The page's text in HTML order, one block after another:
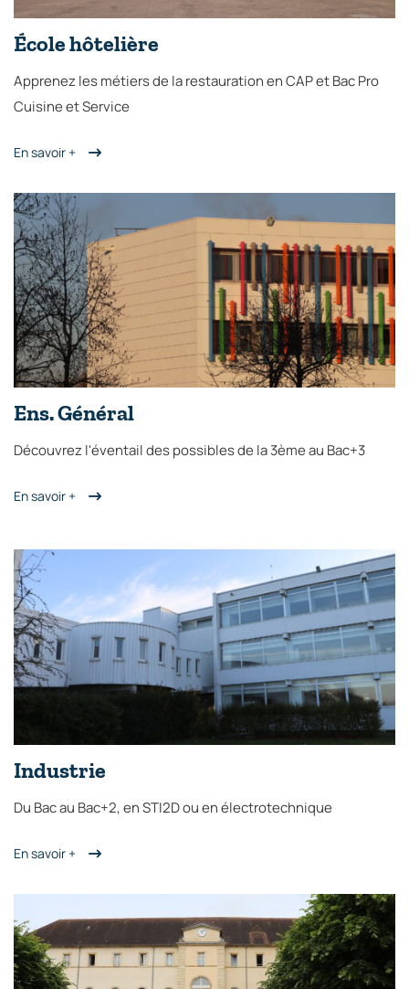
École hôtelière
Apprenez les métiers de la restauration en CAP et Bac Pro
Cuisine et Service
En savoir +
Ens. Général
Découvrez l'éventail des possibles de la 3ème au Bac+3
En savoir +
Industrie
Du Bac au Bac+2, en STI2D ou en électrotechnique
En savoir +